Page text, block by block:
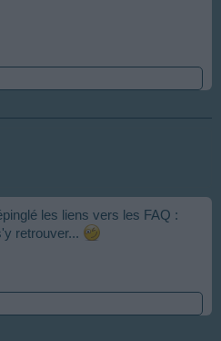
les liens vers les FAQ :
retrouver...